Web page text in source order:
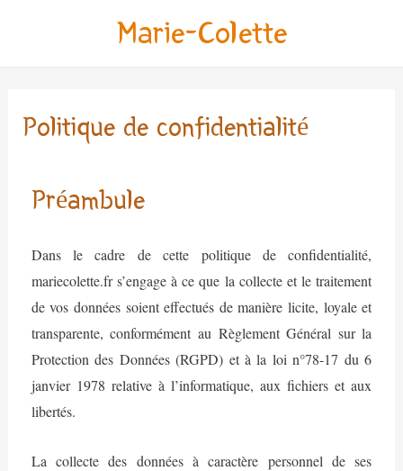
Marie-Colette
Politique de confidentialité
Préambule
Dans le cadre de cette politique de confidentialité,
mariecolette.fr s’engage à ce que la collecte et le traitement
de vos données soient effectués de manière licite, loyale et
transparente, conformément au Règlement Général sur la
Protection des Données (RGPD) et à la loi n°78-17 du 6
janvier 1978 relative à l’informatique, aux fichiers et aux
libertés.
La collecte des données à caractère personnel de ses